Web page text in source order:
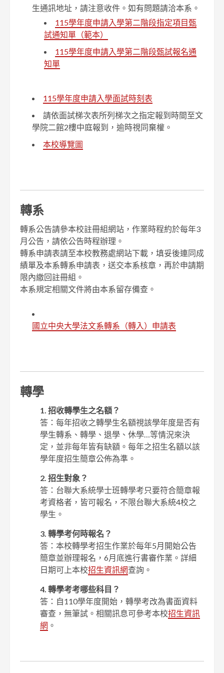
生通訊地址，請注意收件。如有問題請洽本系。
115學年度申請入學第二階段指定項目甄
試通知單（範本）
115學年度申請入學第二階段甄試報名通
知單
115學年度申請入學面試時刻表
請依面試梯次表所列梯次之指定報到時間至文
學院二館2樓中庭報到，逾時視同棄權。
本校導覽圖
轉系
轉系公告請參本校註冊組網站，作業時程約於每年3
月公告，請依公告時程辦理。
轉系申請表請至本校教務處網站下載，填妥後連同成
績單及本系轉系申請表，送交本系核章，再於申請期
限內繳回註冊組。
本系規定相關文件將由本系留存備查。
國立中央大學法文系轉系（轉入）申請表
轉學
1. 招收轉學生之名額？
答：每年招收之轉學生名額視該學年度是否有
學生轉系、轉學、退學、休學…等情況來決
定，並非每年皆有缺額。每年之招生名額以該
學年度招生簡章公佈為準。
2. 招生對象？
答：台聯大系統學士班轉學考只要符合簡章報
考資格者，皆可報名，不限台聯大系統4校之
學生。
3. 轉學考何時報名？
答：本校轉學考招生作業於每年5月開始公告
簡章並辦理報名，6月底進行書審作業。詳細
日期可上本校招生資訊網查詢。
4. 轉學考考哪些科目？
答：自110學年度開始，轉學考改為書面資料
審查，無筆試。相關訊息可參考本校招生資訊
網 。